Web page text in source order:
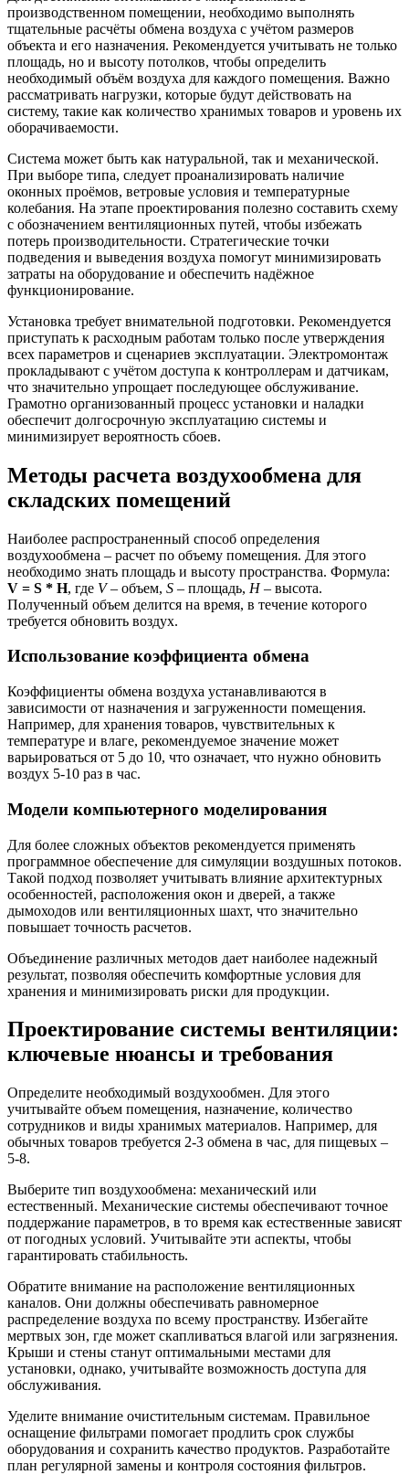
производственном помещении, необходимо выполнять
тщательные расчёты обмена воздуха с учётом размеров
объекта и его назначения. Рекомендуется учитывать не только
площадь, но и высоту потолков, чтобы определить
необходимый объём воздуха для каждого помещения. Важно
рассматривать нагрузки, которые будут действовать на
систему, такие как количество хранимых товаров и уровень их
оборачиваемости.
Система может быть как натуральной, так и механической.
При выборе типа, следует проанализировать наличие
оконных проёмов, ветровые условия и температурные
колебания. На этапе проектирования полезно составить схему
с обозначением вентиляционных путей, чтобы избежать
потерь производительности. Стратегические точки
подведения и выведения воздуха помогут минимизировать
затраты на оборудование и обеспечить надёжное
функционирование.
Установка требует внимательной подготовки. Рекомендуется
приступать к расходным работам только после утверждения
всех параметров и сценариев эксплуатации. Электромонтаж
прокладывают с учётом доступа к контроллерам и датчикам,
что значительно упрощает последующее обслуживание.
Грамотно организованный процесс установки и наладки
обеспечит долгосрочную эксплуатацию системы и
минимизирует вероятность сбоев.
Методы расчета воздухообмена для
складских помещений
Наиболее распространенный способ определения
воздухообмена – расчет по объему помещения. Для этого
необходимо знать площадь и высоту пространства. Формула:
V = S * H, где V– объем, S – площадь, H– высота.
Полученный объем делится на время, в течение которого
требуется обновить воздух.
Использование коэффициента обмена
Коэффициенты обмена воздуха устанавливаются в
зависимости от назначения и загруженности помещения.
Например, для хранения товаров, чувствительных к
температуре и влаге, рекомендуемое значение может
варьироваться от 5 до 10, что означает, что нужно обновить
воздух 5-10 раз в час.
Модели компьютерного моделирования
Для более сложных объектов рекомендуется применять
программное обеспечение для симуляции воздушных потоков.
Такой подход позволяет учитывать влияние архитектурных
особенностей, расположения окон и дверей, а также
дымоходов или вентиляционных шахт, что значительно
повышает точность расчетов.
Объединение различных методов дает наиболее надежный
результат, позволяя обеспечить комфортные условия для
хранения и минимизировать риски для продукции.
Проектирование системы вентиляции:
ключевые нюансы и требования
Определите необходимый воздухообмен. Для этого
учитывайте объем помещения, назначение, количество
сотрудников и виды хранимых материалов. Например, для
обычных товаров требуется 2-3 обмена в час, для пищевых –
5-8.
Выберите тип воздухообмена: механический или
естественный. Механические системы обеспечивают точное
поддержание параметров, в то время как естественные зависят
от погодных условий. Учитывайте эти аспекты, чтобы
гарантировать стабильность.
Обратите внимание на расположение вентиляционных
каналов. Они должны обеспечивать равномерное
распределение воздуха по всему пространству. Избегайте
мертвых зон, где может скапливаться влагой или загрязнения.
Крыши и стены станут оптимальными местами для
установки, однако, учитывайте возможность доступа для
обслуживания.
Уделите внимание очистительным системам. Правильное
оснащение фильтрами помогает продлить срок службы
оборудования и сохранить качество продуктов. Разработайте
план регулярной замены и контроля состояния фильтров.